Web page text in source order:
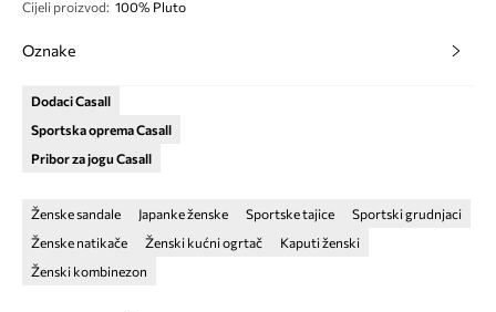
Cijeli proizvod: 100% Pluto
Oznake
Dodaci Casall
Sportska oprema Casall
Pribor za jogu Casall
Ženske sandale Japanke ženske Sportske tajice
Sportski grudnjaci
Ženske natikače
Ženski kućni ogrtač
Kaputi ženski
Ženski kombinezon